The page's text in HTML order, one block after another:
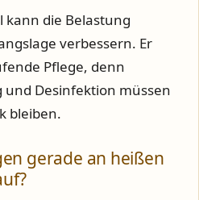
kann die Belastung
verbessern. Er
Pflege, denn
und Desinfektion müssen
bleiben.
gerade an heißen